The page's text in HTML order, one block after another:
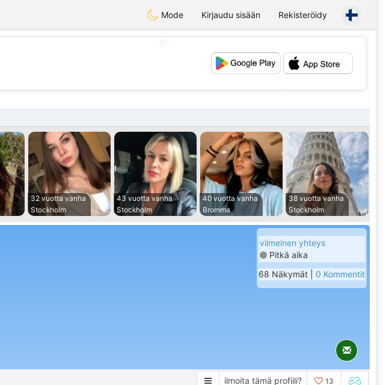
Mode Kirjaudu sisään Rekisteröidy
💕
32 vuotta vanha
Stockholm
43 vuotta vanha
Stockholm
40 vuotta vanha
Bromma
38 vuotta vanha
Stockholm
viimeinen yhteys
Pitkä aika
68 Näkymät | 0 Kommentit
ilmoita tämä profiili? 13